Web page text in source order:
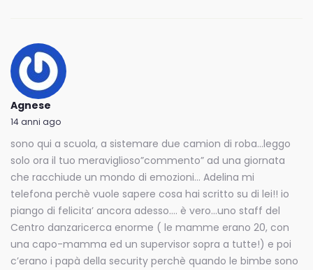
Agnese
14 anni ago
sono qui a scuola, a sistemare due camion di roba…leggo
solo ora il tuo meraviglioso”commento” ad una giornata
che racchiude un mondo di emozioni… Adelina mi
telefona perchè vuole sapere cosa hai scritto su di lei!! io
piango di felicita’ ancora adesso…. è vero…uno staff del
Centro danzaricerca enorme ( le mamme erano 20, con
una capo-mamma ed un supervisor sopra a tutte!) e poi
c’erano i papà della security perchè quando le bimbe sono